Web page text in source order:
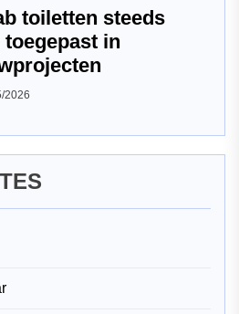
toiletten steeds
in
2026